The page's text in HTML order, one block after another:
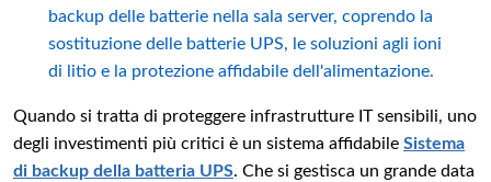
backup delle batterie nella sala server, coprendo la
sostituzione delle batterie UPS, le soluzioni agli ioni
di litio e la protezione affidabile dell'alimentazione.
Quando si tratta di proteggere infrastrutture IT sensibili, uno
degli investimenti più critici è un sistema affidabile Sistema
di backup della batteria UPS. Che si gestisca un grande data